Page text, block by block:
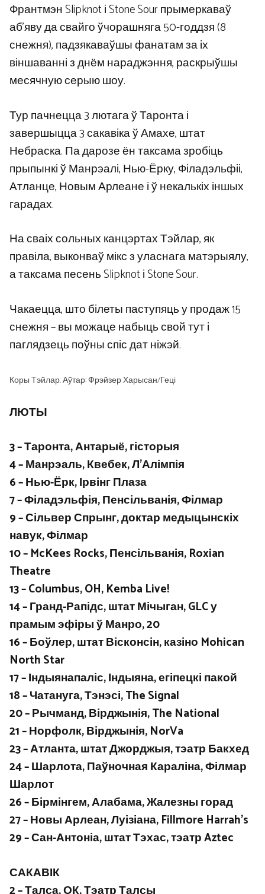
Франтмэн Slipknot і Stone Sour прымеркаваў
аб’яву да свайго ўчорашняга 50-годдзя (8
снежня), падзякаваўшы фанатам за іх
віншаванні з днём нараджэння, раскрыўшы
месячную серыю шоу.
Тур пачнецца 3 лютага ў Таронта і
завершыцца 3 сакавіка ў Амахе, штат
Небраска. Па дарозе ён таксама зробіць
прыпынкі ў Манрэалі, Нью-Ёрку, Філадэльфіі,
Атланце, Новым Арлеане і ў некалькіх іншых
гарадах.
На сваіх сольных канцэртах Тэйлар, як
правіла, выконваў мікс з уласнага матэрыялу,
а таксама песень Slipknot і Stone Sour.
Чакаецца, што білеты паступяць у продаж 15
снежня – вы можаце набыць свой тут і
паглядзець поўны спіс дат ніжэй.
Коры Тэйлар. Аўтар: Фрэйзер Харысан/Геці
ЛЮТЫ
3 – Таронта, Антарыё, гісторыя
4 – Манрэаль, Квебек, Л’Алімпія
6 – Нью-Ёрк, Ірвінг Плаза
7 – Філадэльфія, Пенсільванія, Філмар
9 – Сільвер Спрынг, доктар медыцынскіх
навук, Філмар
10 – McKees Rocks, Пенсільванія, Roxian
Theatre
13 – Columbus, OH, Kemba Live!
14 – Гранд-Рапідс, штат Мічыган, GLC у
прамым эфіры ў Манро, 20
16 – Боўлер, штат Вісконсін, казіно Mohican
North Star
17 – Індыянапаліс, Індыяна, егіпецкі пакой
18 – Чатануга, Тэнэсі, The Signal
20 – Рычманд, Вірджынія, The National
21 – Норфолк, Вірджынія, NorVa
23 – Атланта, штат Джорджыя, тэатр Бакхед
24 – Шарлота, Паўночная Караліна, Філмар
Шарлот
26 – Бірмінгем, Алабама, Жалезны горад
27 – Новы Арлеан, Луізіана, Fillmore Harrah’s
29 – Сан-Антоніа, штат Тэхас, тэатр Aztec
САКАВІК